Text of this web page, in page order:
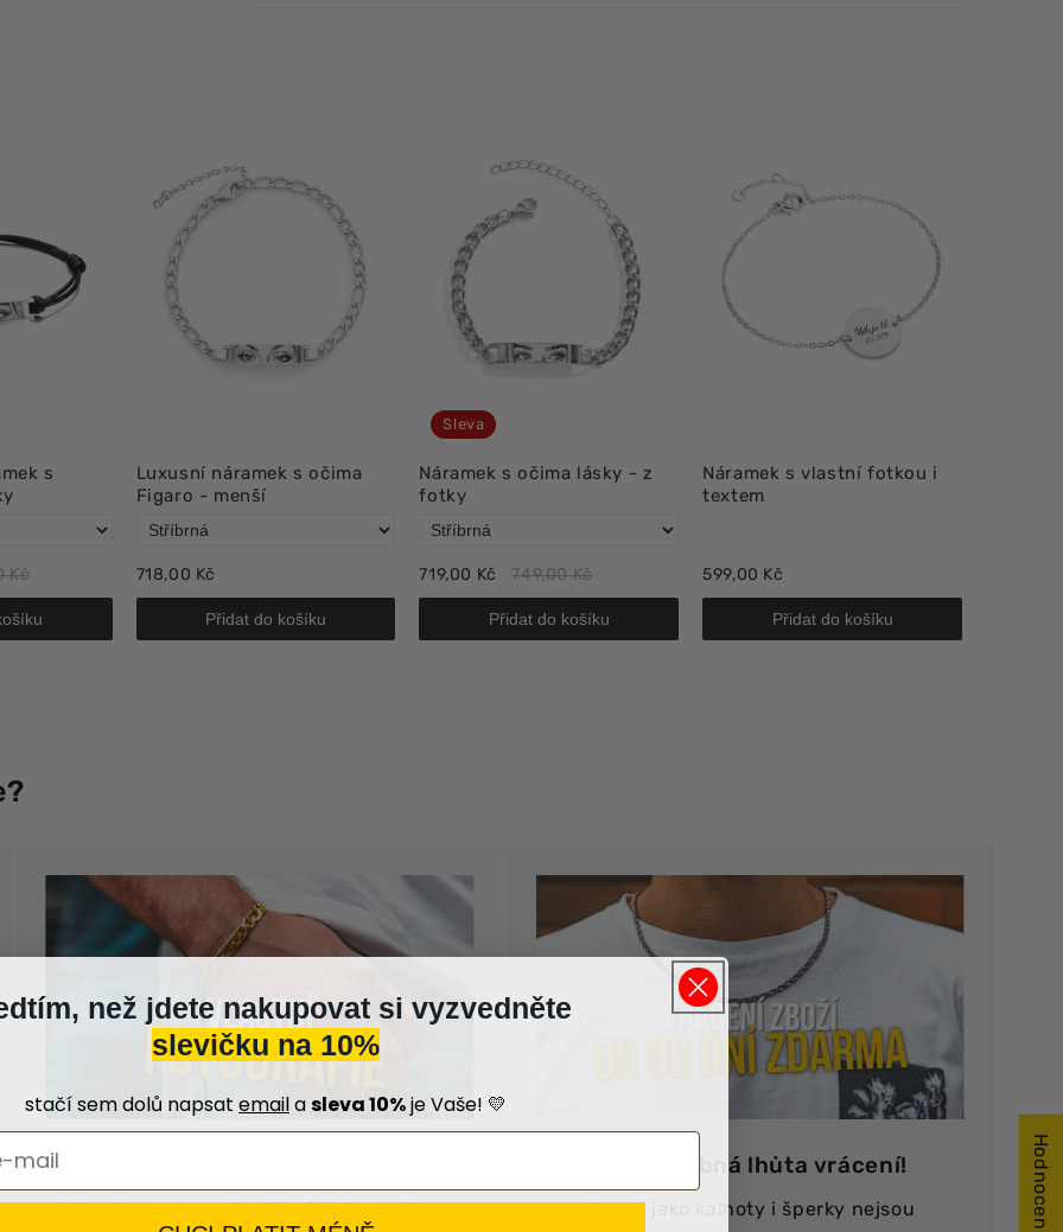
s
Kč
Luxusní náramek s očima
Figaro - menší
718,00 Kč
Přidat do košíku
Sleva
Náramek s očima lásky - z
fotky
719,00 Kč 749,00 Kč
Přidat do košíku
Náramek s vlastní fotkou i
textem
599,00 Kč
Přidat do košíku
Jelikož chcemeautentické fotografie, tak
Dvojnásobná lhůta vrácení!
Stejně jako kalhoty i šperky nejsou
Hodnocení
než jdete nakupovat si vyzvedněte
slevičku na 10%
stačí sem dolů napsat emailasleva 10%je Vaše! 💛